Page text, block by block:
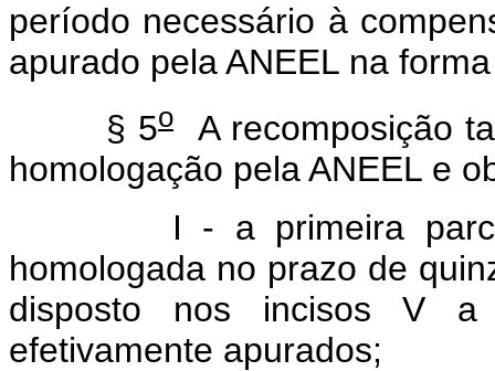
período necessário à
apurado pela ANEEL na
§ 5o A recomposição
homologação pela ANEEL e
I - a primeira parcela
homologada no prazo de
disposto nos incisos V a
efetivamente apurados;